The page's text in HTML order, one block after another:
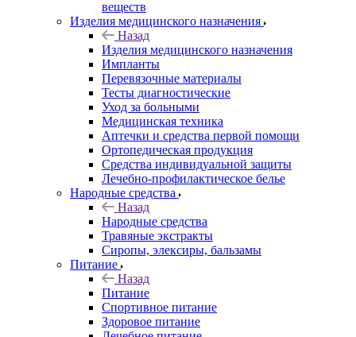
веществ
Изделия медицинского назначения
Назад
Изделия медицинского назначения
Импланты
Перевязочные материалы
Тесты диагностические
Уход за больными
Медицинская техника
Аптечки и средства первой помощи
Ортопедическая продукция
Средства индивидуальной защиты
Лечебно-профилактическое белье
Народные средства
Назад
Народные средства
Травяные экстракты
Сиропы, элексиры, бальзамы
Питание
Назад
Питание
Спортивное питание
Здоровое питание